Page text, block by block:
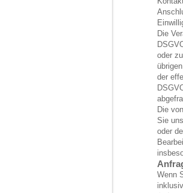
Die
oder
der
Die
Sie
oder
Wenn